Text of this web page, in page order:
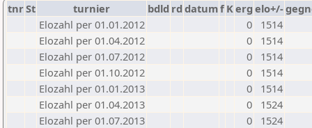
tnrSt turnier bdld rd datumf Kerg elo+/-
Elozahl per 01.01.2012
0
1514
Elozahl per 01.04.2012
0
1514
Elozahl per 01.07.2012
0
1514
Elozahl per 01.10.2012
0
1514
Elozahl per 01.01.2013
0
1514
Elozahl per 01.04.2013
0
1524
Elozahl per 01.07.2013
0
1524